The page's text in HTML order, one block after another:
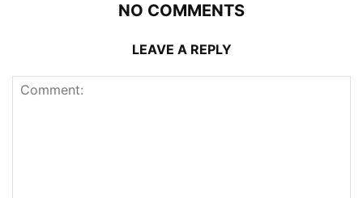
NO COMMENTS
LEAVE A REPLY